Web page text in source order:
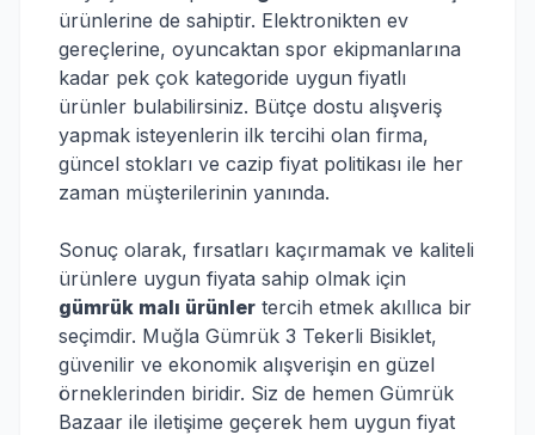
ürünlerine de sahiptir. Elektronikten ev
gereçlerine, oyuncaktan spor ekipmanlarına
kadar pek çok kategoride uygun fiyatlı
ürünler bulabilirsiniz. Bütçe dostu alışveriş
yapmak isteyenlerin ilk tercihi olan firma,
güncel stokları ve cazip fiyat politikası ile her
zaman müşterilerinin yanında.
Sonuç olarak, fırsatları kaçırmamak ve kaliteli
ürünlere uygun fiyata sahip olmak için
gümrük malı ürünler tercih etmek akıllıca bir
seçimdir. Muğla Gümrük 3 Tekerli Bisiklet,
güvenilir ve ekonomik alışverişin en güzel
örneklerinden biridir. Siz de hemen Gümrük
Bazaar ile iletişime geçerek hem uygun fiyat